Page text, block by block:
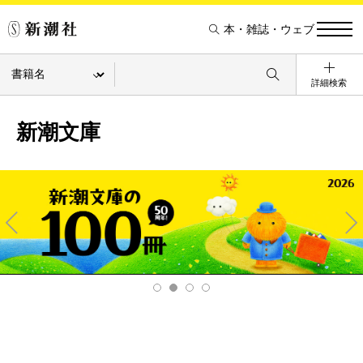
本・雑誌・ウェブ
詳細検索
新潮文庫
Pre
v
Ne
xt